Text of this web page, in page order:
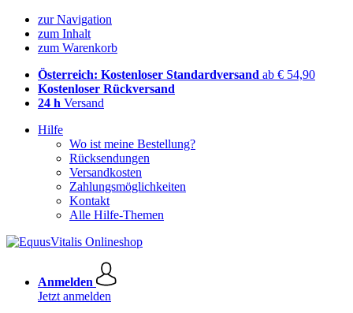
zur Navigation
zum Inhalt
zum Warenkorb
Österreich: Kostenloser Standardversand ab € 54,90
Kostenloser Rückversand
24 h Versand
Hilfe
Wo ist meine Bestellung?
Rücksendungen
Versandkosten
Zahlungsmöglichkeiten
Kontakt
Alle Hilfe-Themen
Anmelden
Jetzt anmelden